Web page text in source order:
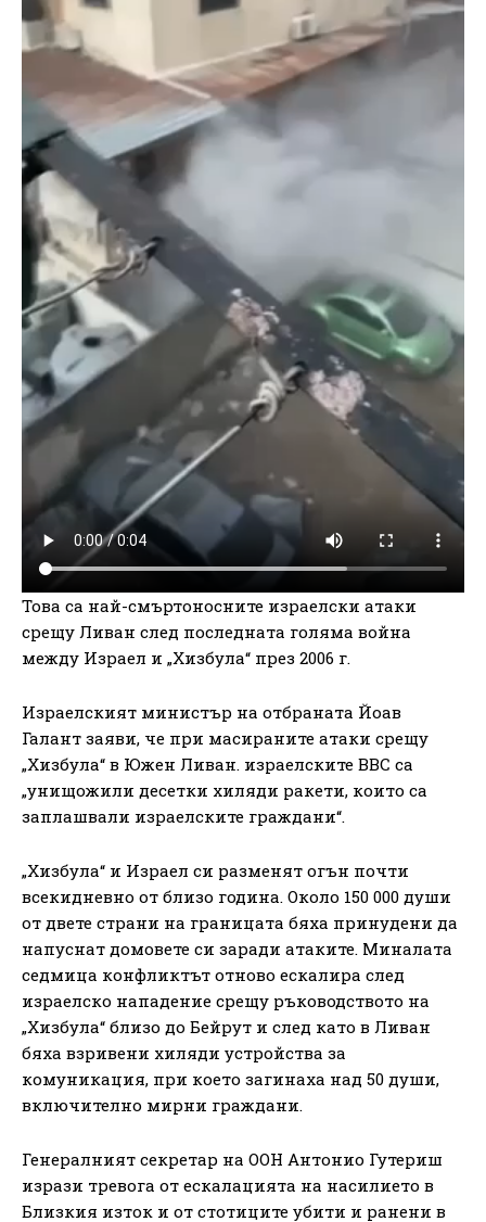
Това са най-смъртоносните израелски атаки
срещу Ливан след последната голяма война
между Израел и „Хизбула“ през 2006 г.
Израелският министър на отбраната Йоав
Галант заяви, че при масираните атаки срещу
„Хизбула“ в Южен Ливан. израелските ВВС са
„унищожили десетки хиляди ракети, които са
заплашвали израелските граждани“.
„Хизбула“ и Израел си разменят огън почти
всекидневно от близо година. Около 150 000 души
от двете страни на границата бяха принудени да
напуснат домовете си заради атаките. Миналата
седмица конфликтът отново ескалира след
израелско нападение срещу ръководството на
„Хизбула“ близо до Бейрут и след като в Ливан
бяха взривени хиляди устройства за
комуникация, при което загинаха над 50 души,
включително мирни граждани.
Генералният секретар на ООН Антонио Гутериш
изрази тревога от ескалацията на насилието в
Близкия изток и от стотиците убити и ранени в